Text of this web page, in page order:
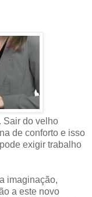
. Sair do velho
de conforto e isso
pode exigir trabalho
imaginação,
a este novo